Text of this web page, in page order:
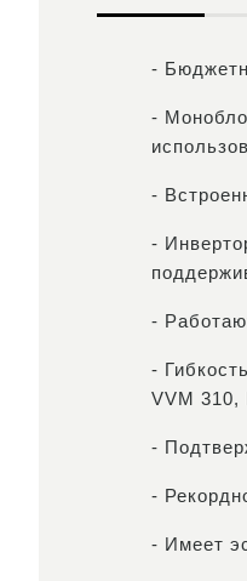
-
-
-
-
-
-
VVM 310,
-
-
- Имеет